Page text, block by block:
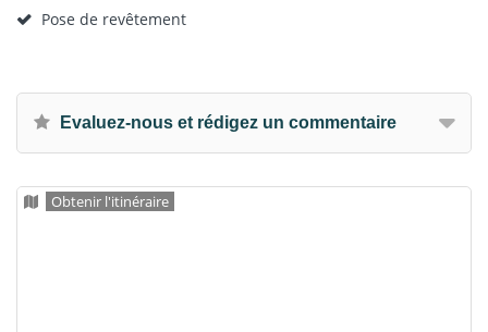
Pose de revêtement
Evaluez-nous et rédigez un commentaire
Obtenir l'itinéraire